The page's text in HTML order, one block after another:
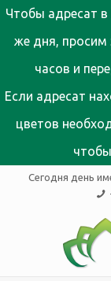
Чтобы адресат в
же дня, просим
часов и
Если адресат
цветов
Сегодня день